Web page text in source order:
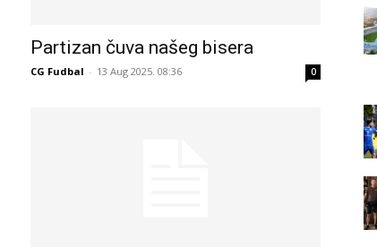
Partizan čuva našeg bisera
CG Fudbal - 13 Aug 2025. 08:36 0